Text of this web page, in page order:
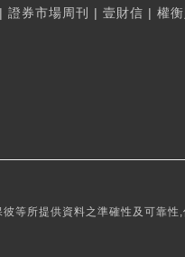
| 證券市場周刊 | 壹財信 | 權
等所提供資料之準確性及可靠